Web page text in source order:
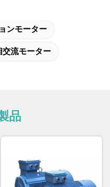
ンモーター
交流モーター
品